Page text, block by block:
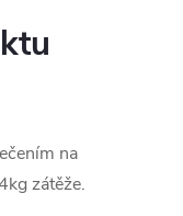
na
zátěže.